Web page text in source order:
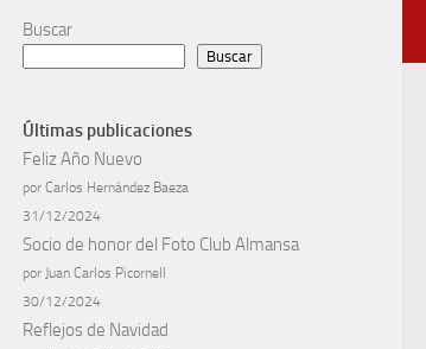
Buscar
Buscar
Últimas publicaciones
Feliz Año Nuevo
por Carlos Hernández Baeza
31/12/2024
Socio de honor del Foto Club Almansa
por Juan Carlos Picornell
30/12/2024
Reflejos de Navidad